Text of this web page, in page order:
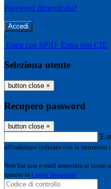
Password dimenticata?
-
Entra con SPID Entra con CIE
Seleziona utente
button close ×
Recupero password
button close ×
E-
all'indirizzo indicato con le istruzioni
Non hai una e-mail associata al nome
tramite la Login Spaggiari